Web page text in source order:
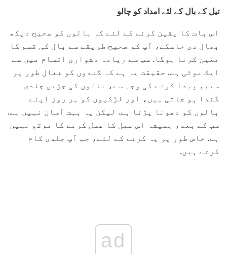
تیل کے بال کے لئے امداد کو چالو
اس بات کا یقین کرنے کے لئے کہ بالوں کو صحیح دیکھ
بھال دی جاسکے، آپ کو صحیح طریقے سے بال کی قسم کا
تعین کرنا ہوگا. سب سے زیادہ دشواری اقسام میں سے
ایک موٹی ہے. حقیقت یہ ہے کہ گندوں کو فعال طور پر
سیبم پیدا کرنے کی وجہ سے، بالوں کی جڑیں جلدی
گندا ہو جاتی ہیں، اور لڑکیوں کو ہر روز اپنے
بالوں کو دھونا پڑتا ہے. لیکن یہ بہت آسان نہیں ہے.
سب کے بعد، ہمیشہ اس عمل کا عمل کرنے کا موقع نہیں
ہے. خاص طور پر یہ کرنے کے لئے، جب آپ جلدی کام
کرتے ہیں.
ad